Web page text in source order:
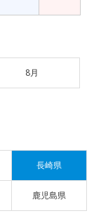
8月
長崎県
鹿児島県